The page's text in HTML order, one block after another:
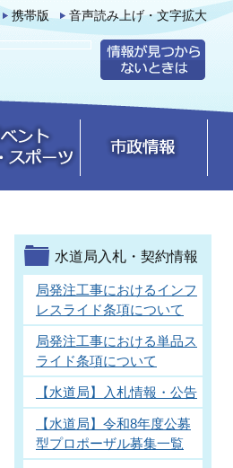
携帯版 音声読み上げ・文字拡大
水道局入札・契約情報
局発注工事におけるインフ
レスライド条項について
局発注工事における単品ス
ライド条項について
【水道局】入札情報・公告
【水道局】令和8年度公募
型プロポーザル募集一覧